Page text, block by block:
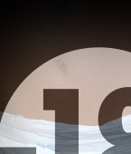
page les
aussi bien